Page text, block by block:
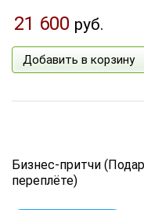
21 600 руб.
Добавить в корзину
Бизнес-притчи
переплёте)